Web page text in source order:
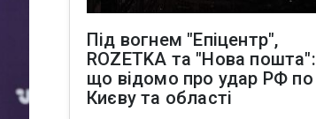
Під вогнем "Епіцентр",
ROZETKA та "Нова пошта":
що відомо про удар РФ по
Києву та області